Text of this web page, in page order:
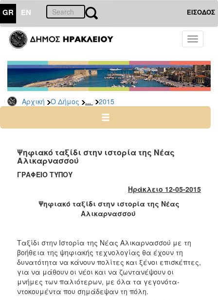
GR EN ΕΙΣΟΔΟΣ
Toggle
Αρχική Ο Δήμος ... 2015
ΔΗΜΟΣ
Δελτία
Τύπου
Αρχείο
2026
2024
2022
2021
2019
2016
2015
2013
2012
Ψηφιακό ταξίδι στην ιστορία της Νέας
Αλικαρνασσού
ΓΡΑΦΕΙΟ ΤΥΠΟΥ
Ηράκλειο 12-05-2015
Ψηφιακό ταξίδι στην ιστορία της Νέας
Αλικαρνασσού
Ταξίδι στην Ιστορία της Νέας Αλικαρνασσού με τη
βοήθεια της ψηφιακής τεχνολογίας θα έχουν τη
δυνατότητα να κάνουν πολίτες και ξένοι επισκέπτες,
για να μάθουν οι νέοι και να ζωντανέψουν οι
μνήμες των παλιότερων, με όλα τα γεγονότα-
ντοκουμέντα που σημάδεψαν τη πόλη.